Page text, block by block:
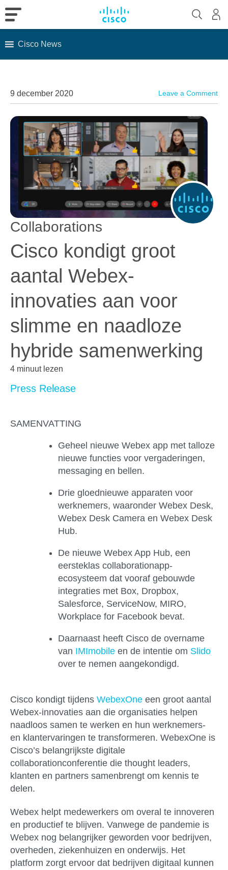
Cisco News
9 december 2020 Leave a Comment
Collaborations
Cisco kondigt groot
aantal Webex-
innovaties aan voor
slimme en naadloze
hybride samenwerking
4 minuut lezen
Press Release
SAMENVATTING
Geheel nieuwe Webex app met talloze
nieuwe functies voor vergaderingen,
messaging en bellen.
Drie gloednieuwe apparaten voor
werknemers, waaronder Webex Desk,
Webex Desk Camera en Webex Desk
Hub.
De nieuwe Webex App Hub, een
eersteklas collaborationapp-
ecosysteem dat vooraf gebouwde
integraties met Box, Dropbox,
Salesforce, ServiceNow, MIRO,
Workplace for Facebook bevat.
Daarnaast heeft Cisco de overname
van IMImobile en de intentie om Slido
over te nemen aangekondigd.
Cisco kondigt tijdens WebexOne een groot aantal
Webex-innovaties aan die organisaties helpen
naadloos samen te werken en hun werknemers-
en klantervaringen te transformeren. WebexOne is
Cisco’s belangrijkste digitale
collaborationconferentie die thought leaders,
klanten en partners samenbrengt om kennis te
delen.
Webex helpt medewerkers om overal te innoveren
en productief te blijven. Vanwege de pandemie is
Webex nog belangrijker geworden voor bedrijven,
overheden, ziekenhuizen en onderwijs. Het
platform zorgt ervoor dat bedrijven digitaal kunnen